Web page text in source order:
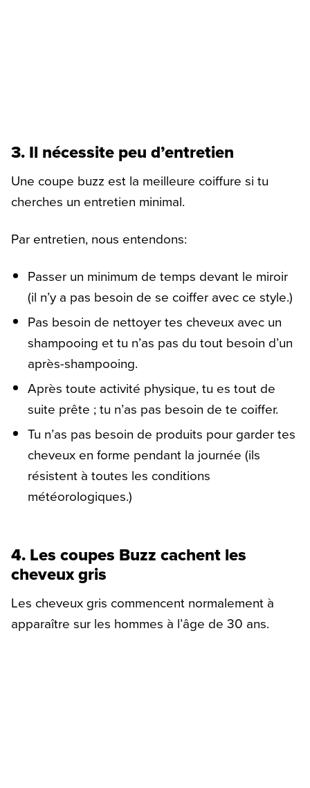
3. Il nécessite peu d’entretien
Une coupe buzz est la meilleure coiffure si tu
cherches un entretien minimal.
Par entretien, nous entendons:
Passer un minimum de temps devant le miroir
(il n’y a pas besoin de se coiffer avec ce style.)
Pas besoin de nettoyer tes cheveux avec un
shampooing et tu n’as pas du tout besoin d’un
après-shampooing.
Après toute activité physique, tu es tout de
suite prête ; tu n’as pas besoin de te coiffer.
Tu n’as pas besoin de produits pour garder tes
cheveux en forme pendant la journée (ils
résistent à toutes les conditions
météorologiques.)
4. Les coupes Buzz cachent les
cheveux gris
Les cheveux gris commencent normalement à
apparaître sur les hommes à l’âge de 30 ans.